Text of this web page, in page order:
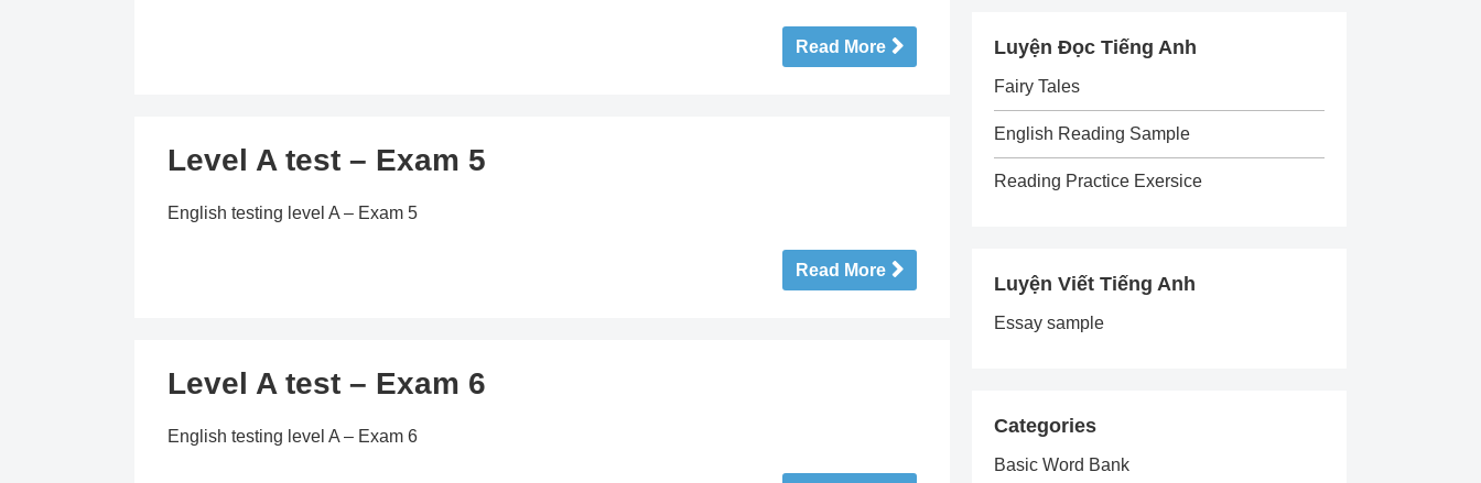
Read More
Level A test – Exam 5
English testing level A – Exam 5
Read More
Level A test – Exam 6
English testing level A – Exam 6
Luyện Đọc Tiếng Anh
Fairy Tales
English Reading Sample
Reading Practice Exersice
Luyện Viết Tiếng Anh
Essay sample
Categories
Basic Word Bank